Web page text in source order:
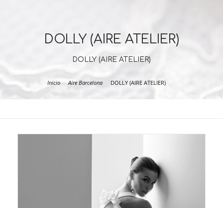
DOLLY (AIRE ATELIER)
DOLLY (AIRE ATELIER)
Inicio Aire Barcelona DOLLY (AIRE ATELIER)